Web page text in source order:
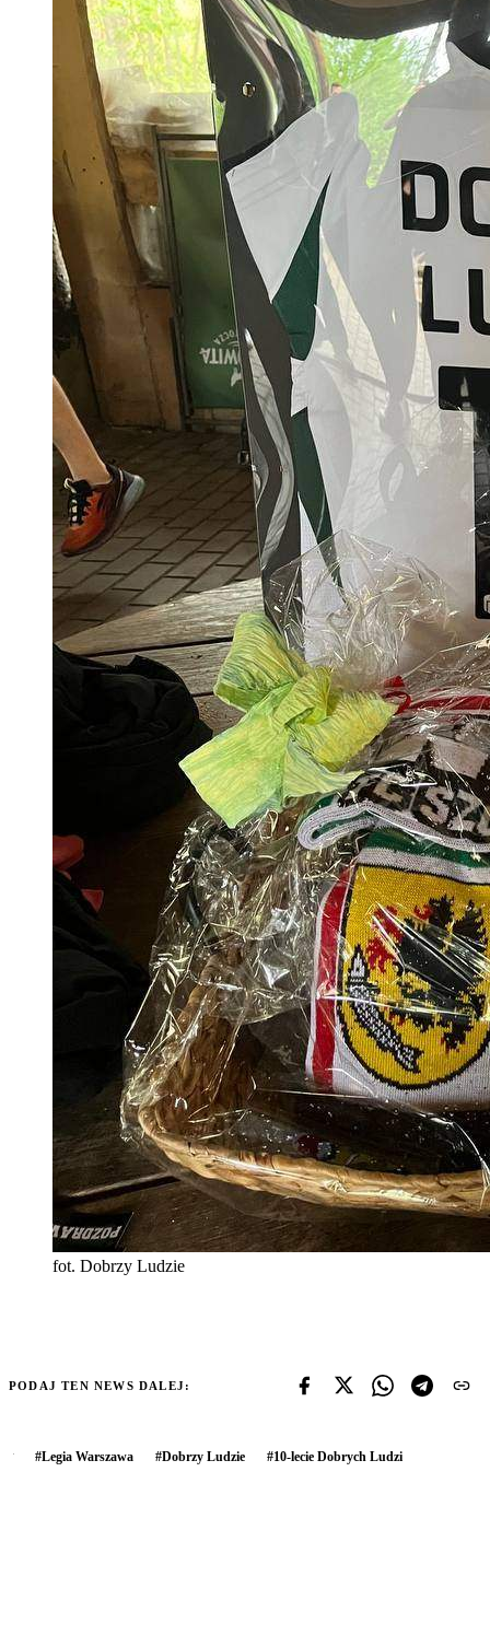
fot. Dobrzy Ludzie
PODAJ TEN NEWS DALEJ:
#Legia Warszawa #Dobrzy Ludzie #10-lecie Dobrych Ludzi